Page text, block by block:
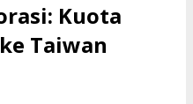
Kuota
Taiwan